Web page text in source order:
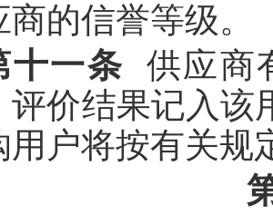
的信誉等级。
十一条 供应商
评价结果记入该
用户将按有关规